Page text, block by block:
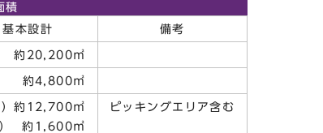
積
基本設計 備考
約20,200㎡
約4,800㎡
）約12,700㎡
） 約1,600㎡
ピッキングエリア含む